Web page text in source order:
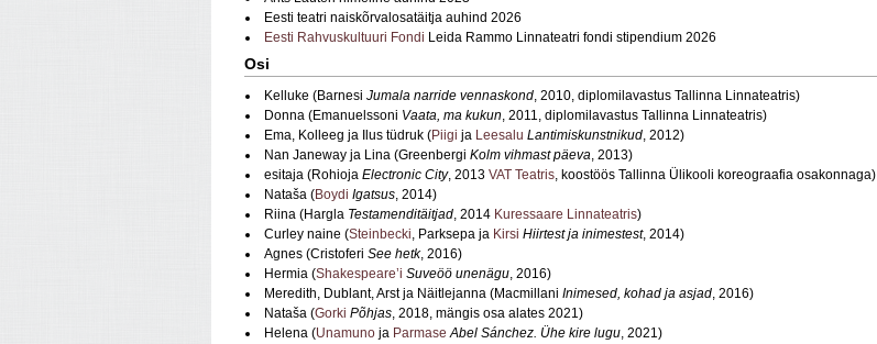
Eesti teatri naiskõrvalosatäitja auhind 2026
Eesti Rahvuskultuuri Fondi Leida Rammo Linnateatri fondi stipendium 2026
Osi
Kelluke (Barnesi Jumala narride vennaskond, 2010, diplomilavastus Tallinna Linnateatris)
Donna (Emanuelssoni Vaata, ma kukun, 2011, diplomilavastus Tallinna Linnateatris)
Ema, Kolleeg ja Ilus tüdruk (Piigi ja Leesalu Lantimiskunstnikud, 2012)
Nan Janeway ja Lina (Greenbergi Kolm vihmast päeva, 2013)
esitaja (Rohioja Electronic City, 2013 VAT Teatris, koostöös Tallinna Ülikooli koreograafia osakonnaga)
Nataša (Boydi Igatsus, 2014)
Riina (Hargla Testamenditäitjad, 2014 Kuressaare Linnateatris)
Curley naine (Steinbecki, Parksepa ja Kirsi Hiirtest ja inimestest, 2014)
Agnes (Cristoferi See hetk, 2016)
Hermia (Shakespeare’i Suveöö unenägu, 2016)
Meredith, Dublant, Arst ja Näitlejanna (Macmillani Inimesed, kohad ja asjad, 2016)
Nataša (Gorki Põhjas, 2018, mängis osa alates 2021)
Helena (Unamuno ja Parmase Abel Sánchez. Ühe kire lugu, 2021)